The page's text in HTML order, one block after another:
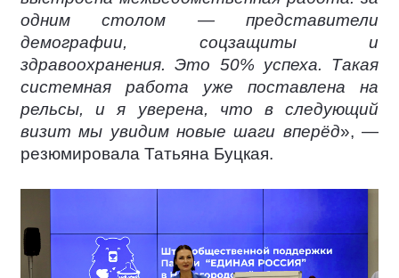
одним столом — представители
демографии, соцзащиты и
здравоохранения. Это 50% успеха. Такая
системная работа уже поставлена на
рельсы, и я уверена, что в следующий
визит мы увидим новые шаги вперёд», —
резюмировала Татьяна Буцкая.